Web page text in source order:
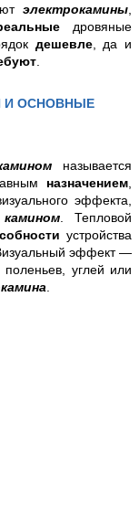
электрокамины
дровяные
дешевле, да и
И ОСНОВНЫЕ
называется
назначением,
эффекта,
камином. Тепловой
устройства
эффект —
поленьев, углей или
.